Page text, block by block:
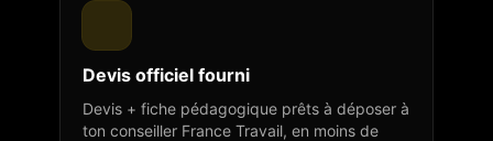
Devis officiel fourni
Devis + fiche pédagogique prêts à déposer à
ton conseiller France Travail, en moins de